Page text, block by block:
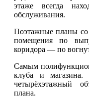
этаже всегда
обслуживания.
Поэтажные планы
помещения по
коридора — по
Самым
клуба и магазина.
четырёхэтажный
плана.